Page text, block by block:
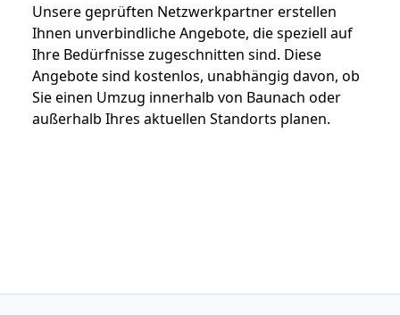
Unsere geprüften Netzwerkpartner erstellen
Ihnen unverbindliche Angebote, die speziell auf
Ihre Bedürfnisse zugeschnitten sind. Diese
Angebote sind kostenlos, unabhängig davon, ob
Sie einen Umzug innerhalb von Baunach oder
außerhalb Ihres aktuellen Standorts planen.